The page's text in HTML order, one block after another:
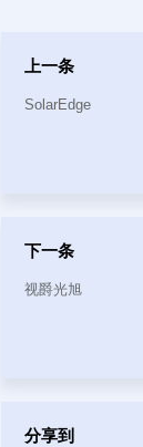
上一条
SolarEdge
下一条
视爵光旭
分享到